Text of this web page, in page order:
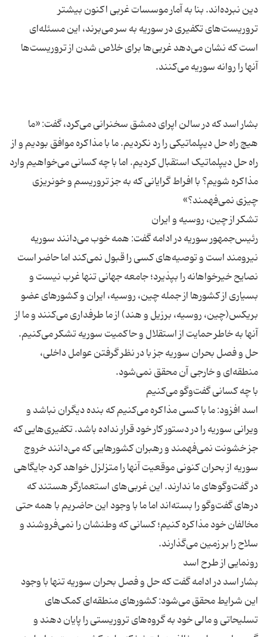
دین نبرده‌اند. بنا به آمار موسسات غربی اکنون بیشتر
تروریست‌های تکفیری در سوریه به سر می‌برند، این مسئله‌ای
است که نشان می‌دهد غربی‌ها برای خلاص شدن از تروریست‌ها
بشار اسد که در سالن اپرای دمشق سخنرانی می‌کرد، گفت: «ما
هیچ راه حل دیپلماتیکی را رد نکردیم. ما با مذاکره موافق بودیم و از
راه حل دیپلماتیک استقبال کردیم. اما با چه کسانی می‌خواهیم وارد
مذاکره شویم؟ با افراط گرایانی که به جز تروریسم و خونریزی
رئیس‌جمهور سوریه در ادامه گفت: همه خوب می‌دانند سوریه
نیرومند است و توصیه‌های کسی را قبول نمی‌کند اما حاضر است
نصایح خیرخواهانه را بپذیرد؛ جامعه جهانی تنها غرب نیست و
بسیاری از کشورها از جمله چین، روسیه، ایران و کشورهای عضو
بریکس(چین، روسیه، برزیل و هند) از ما طرفداری می‌کنند و ما از
آنها به خاطر حمایت از استقلال و حاکمیت سوریه تشکر می‌کنیم.
حل و فصل بحران سوریه جز با در نظر گرفتن عوامل داخلی،
اسد افزود: ما با کسی مذاکره می‌کنیم که بنده دیگران نباشد و
ویرانی سوریه را در دستور کار خود قرار نداده باشد. تکفیری‌هایی که
جز خشونت نمی‌فهمند و رهبران کشورهایی که می‌دانند خروج
سوریه از بحران کنونی موقعیت آنها را متزلزل خواهد کرد جایگاهی
در گفت‌وگوهای ما ندارند. این غربی‌های استعمارگر هستند که
درهای گفت‌وگو را بسته‌اند اما ما با وجود این حاضریم با همه حتی
مخالفان خود مذاکره کنیم؛ کسانی که وطنشان را نمی‌فروشند و
بشار اسد در ادامه گفت كه حل و فصل بحران سوریه تنها با وجود
این شرایط محقق می‌شود: کشورهای منطقه‌ای کمک‌های
تسلیحاتی و مالی خود به گروه‌های تروریستی را پایان دهند و